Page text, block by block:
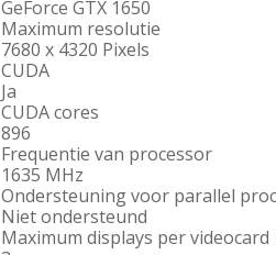
GeForce GTX 1650
Maximum resolutie
7680 x 4320 Pixels
CUDA
Ja
CUDA cores
896
Frequentie van processor
1635 MHz
Ondersteuning voor parallel
Niet ondersteund
Maximum displays per videocard